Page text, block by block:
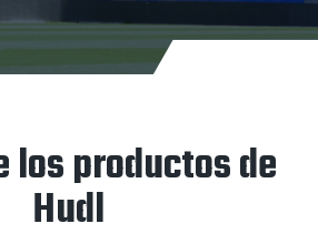
los productos de
Hudl